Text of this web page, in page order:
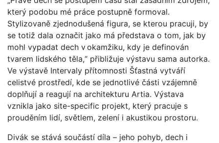
který podobu mé práce postupně formoval.
Stylizovaně zjednodušená figura, se kterou pracuji, by
se totiž dala označit jako má představa o tom, jak by
mohl vypadat dech v okamžiku, kdy je definován
tvarem lidského těla,“ přibližuje výstavu sama autorka.
Ve výstavě Intervaly přítomnosti Šťastná vytváří
celistvé prostředí, kde se jednotlivé části vzájemně
doplňují a reagují na architekturu Artia. Výstava
vznikla jako site-specific projekt, který pracuje s
prouděním lidí, světlem, zelení i akustikou prostoru.
Divák se stává součástí díla – jeho pohyb, dech i